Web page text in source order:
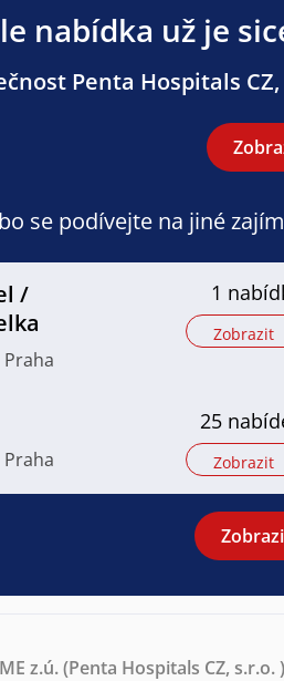
nabídka už je
Penta Hospitals
se podívejte na jiné
/
Praha
1
Zobrazit
Praha
25
Zobrazit
z.ú. (Penta Hospitals CZ, s.r.o. )